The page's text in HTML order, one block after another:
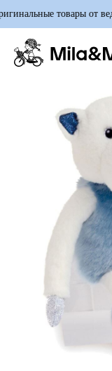
товары от